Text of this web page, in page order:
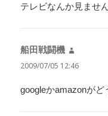
テレビなんか見ませ
船田戦闘機
り:
2009/07/05 12:46
googleかamazonが